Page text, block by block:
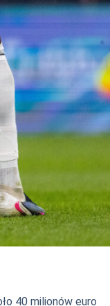
40 milionów euro